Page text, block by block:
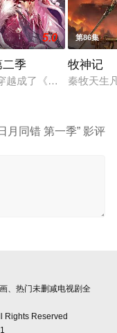
不惜在身怀六甲之
5.0
二季
越成了《恶魔宠妃》中
第86集
牧神记
秦牧天生
月同错 第一季” 影评
、热门未删减电视剧全
Rights Reserved